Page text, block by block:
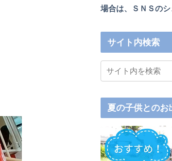
場合は、ＳＮＳの
サイト内検索
夏の子供とのお